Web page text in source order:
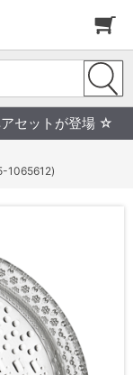
セットが登場 ☆
1065612)